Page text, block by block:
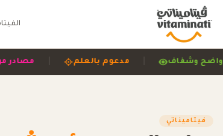
مدعوم بالعلم | واضح وشفاف |
فيتاميناتي